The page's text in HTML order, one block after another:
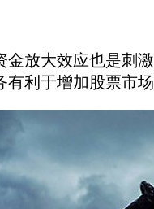
大效应也是刺
利于增加股票市场